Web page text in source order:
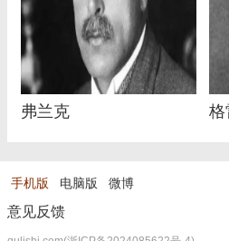
弗兰克 格
手机版 电脑版 微博
意见反馈